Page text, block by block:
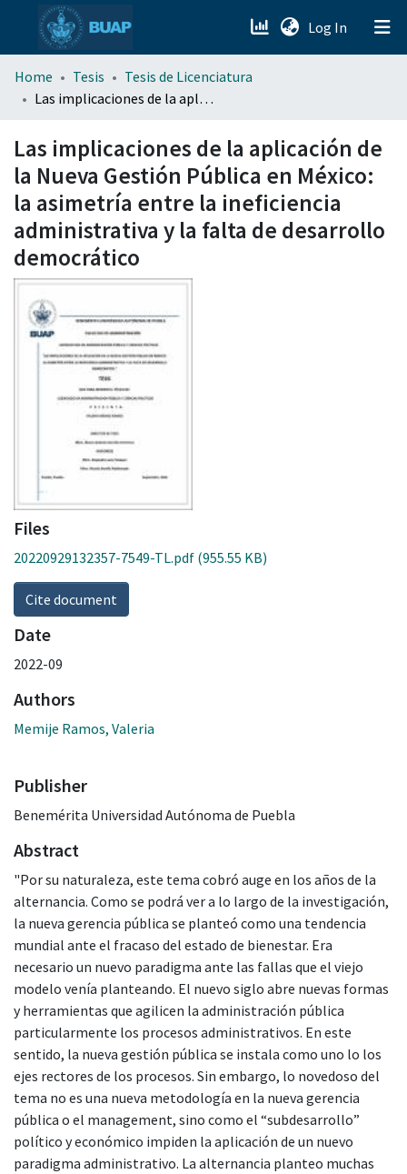
Log In (current)
menu.section.about_menu
Home Tesis
Tesis de Licenciatura
Las implicaciones de la aplicación de la Nueva Gestión Pública en México: la asimetría entre la ineficiencia administrativa y la falta de desarrollo democrático
Las implicaciones de la aplicación de
la Nueva Gestión Pública en México:
la asimetría entre la ineficiencia
administrativa y la falta de desarrollo
democrático
Files
20220929132357-7549-TL.pdf (955.55 KB)
Cite document
Date
2022-09
Authors
Memije Ramos, Valeria
Publisher
Benemérita Universidad Autónoma de Puebla
Abstract
"Por su naturaleza, este tema cobró auge en los años de la
alternancia. Como se podrá ver a lo largo de la investigación,
la nueva gerencia pública se planteó como una tendencia
mundial ante el fracaso del estado de bienestar. Era
necesario un nuevo paradigma ante las fallas que el viejo
modelo venía planteando. El nuevo siglo abre nuevas formas
y herramientas que agilicen la administración pública
particularmente los procesos administrativos. En este
sentido, la nueva gestión pública se instala como uno lo los
ejes rectores de los procesos. Sin embargo, lo novedoso del
tema no es una nueva metodología en la nueva gerencia
pública o el management, sino como el “subdesarrollo”
político y económico impiden la aplicación de un nuevo
paradigma administrativo. La alternancia planteo muchas